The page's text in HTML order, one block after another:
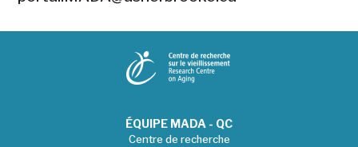
ÉQUIPE MADA - QC
Centre de recherche